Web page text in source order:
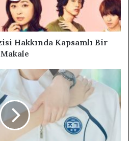
Hakkında Kapsamlı Bir
Makale